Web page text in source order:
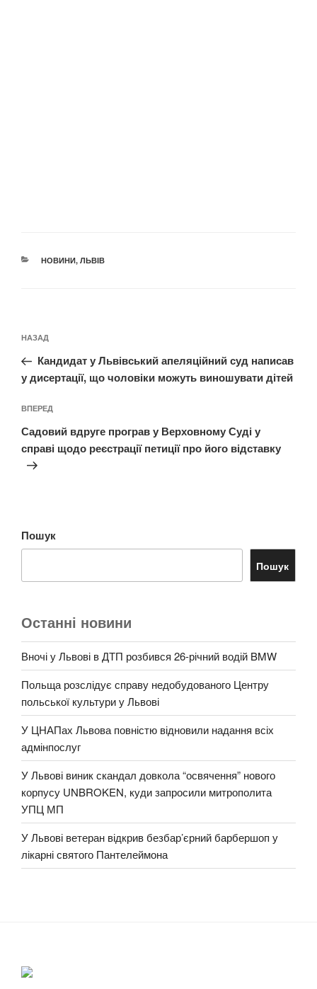
КАТЕГОРІЇ
НОВИНИ, ЛЬВІВ
записів
Попередній
запис:
НАЗАД
Кандидат у Львівський апеляційний суд написав
у дисертації, що чоловіки можуть виношувати дітей
Наступний
запис
ВПЕРЕД
Садовий вдруге програв у Верховному Суді у
справі щодо реєстрації петиції про його відставку
Пошук
Пошук
Останні новини
Вночі у Львові в ДТП розбився 26-річний водій BMW
Польща розслідує справу недобудованого Центру
польської культури у Львові
У ЦНАПах Львова повністю відновили надання всіх
адмінпослуг
У Львові виник скандал довкола “освячення” нового
корпусу UNBROKEN, куди запросили митрополита
УПЦ МП
У Львові ветеран відкрив безбар’єрний барбершоп у
лікарні святого Пантелеймона